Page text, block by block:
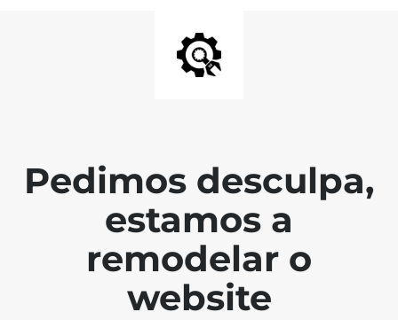
Pedimos desculpa,
estamos a
remodelar o
website